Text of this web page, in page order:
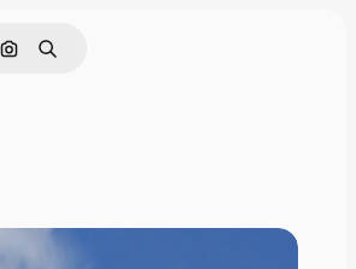
Nach Bild suchen
Suchen